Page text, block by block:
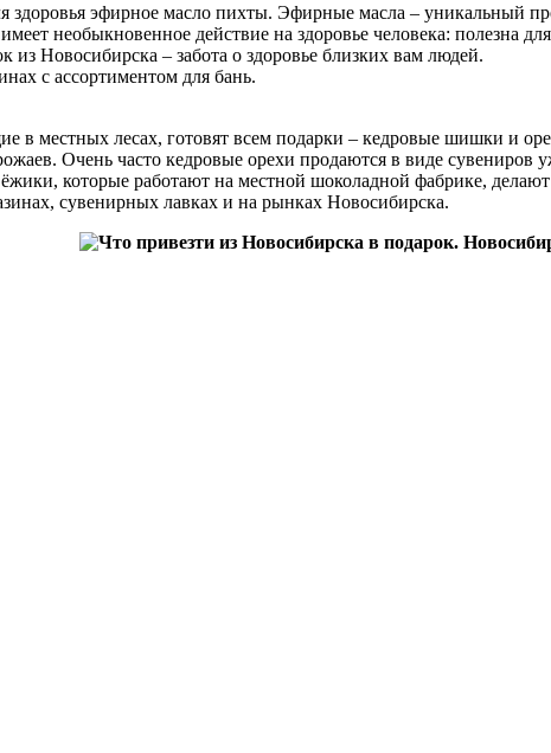
здоровья эфирное масло пихты. Эфирные масла – уникальный
необыкновенное действие на здоровье человека: полезна
Новосибирска – забота о здоровье близких вам людей.
с ассортиментом для бань.
в местных лесах, готовят всем подарки – кедровые шишки и
Очень часто кедровые орехи продаются в виде сувениров
которые работают на местной шоколадной фабрике,
сувенирных лавках и на рынках Новосибирска.